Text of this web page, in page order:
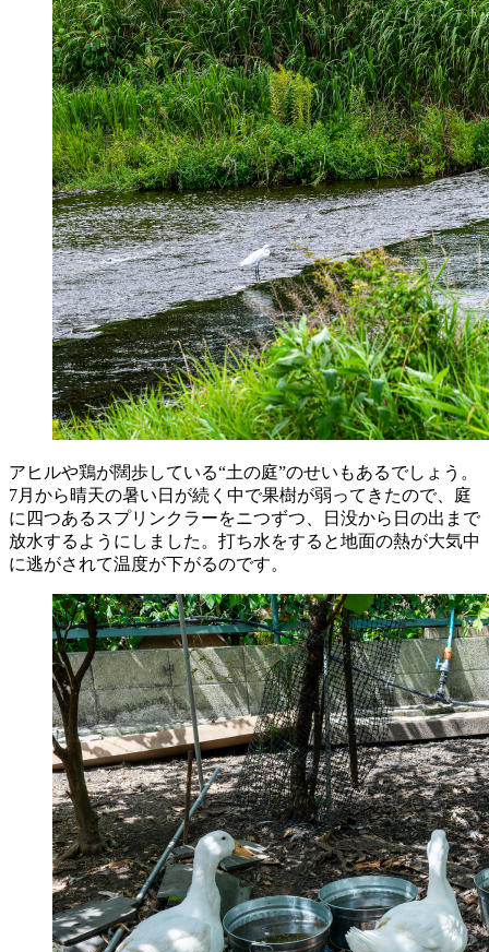
アヒルや鶏が闊歩している“土の庭”のせいもあるでしょう。
7月から晴天の暑い日が続く中で果樹が弱ってきたので、庭
に四つあるスプリンクラーをニつずつ、日没から日の出まで
放水するようにしました。打ち水をすると地面の熱が大気中
に逃がされて温度が下がるのです。